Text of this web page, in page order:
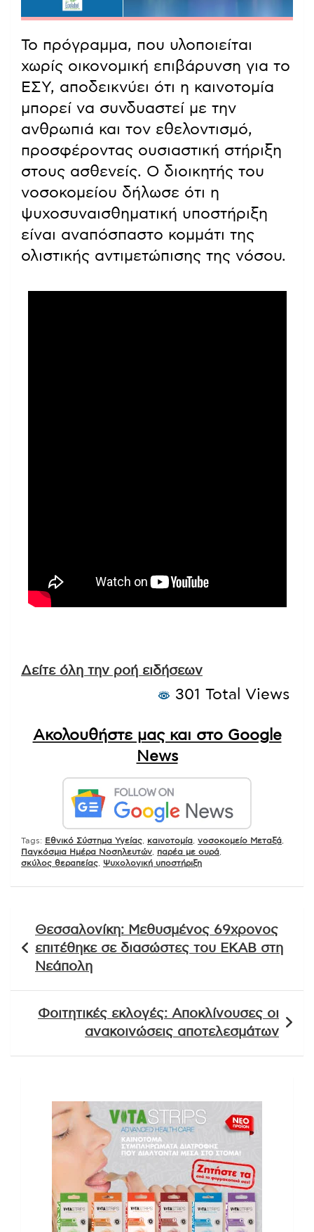
Το πρόγραμμα, που υλοποιείται
χωρίς οικονομική επιβάρυνση για το
ΕΣΥ, αποδεικνύει ότι η καινοτομία
μπορεί να συνδυαστεί με την
ανθρωπιά και τον εθελοντισμό,
προσφέροντας ουσιαστική στήριξη
στους ασθενείς. Ο διοικητής του
νοσοκομείου δήλωσε ότι η
ψυχοσυναισθηματική υποστήριξη
είναι αναπόσπαστο κομμάτι της
ολιστικής αντιμετώπισης της νόσου.
Δείτε όλη την ροή ειδήσεων
301 Total Views
Ακολουθήστε μας και στο Google
News
Tags: Εθνικό Σύστημα Υγείας καινοτομία νοσοκομείο Μεταξά
Παγκόσμια Ημέρα Νοσηλευτών
παρέα με ουρά
σκύλος θεραπείας
Ψυχολογική υποστήριξη
άρθρων
Θεσσαλονίκη: Μεθυσμένος 69χρονος
επιτέθηκε σε διασώστες του ΕΚΑΒ στη
Νεάπολη
Φοιτητικές εκλογές: Αποκλίνουσες οι
ανακοινώσεις αποτελεσμάτων